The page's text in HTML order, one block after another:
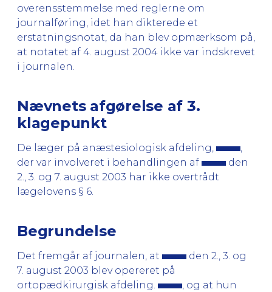
overensstemmelse med reglerne om
journalføring, idet han dikterede et
erstatningsnotat, da han blev opmærksom på,
at notatet af 4. august 2004 ikke var indskrevet
i journalen.
Nævnets afgørelse af 3.
klagepunkt
De læger på anæstesiologisk afdeling,
der var involveret i behandlingen af
den
2., 3. og 7. august 2003 har ikke overtrådt
lægelovens § 6.
Begrundelse
Det fremgår af journalen, at
den 2., 3. og
7. august 2003 blev opereret på
ortopædkirurgisk afdeling.
, og at hun